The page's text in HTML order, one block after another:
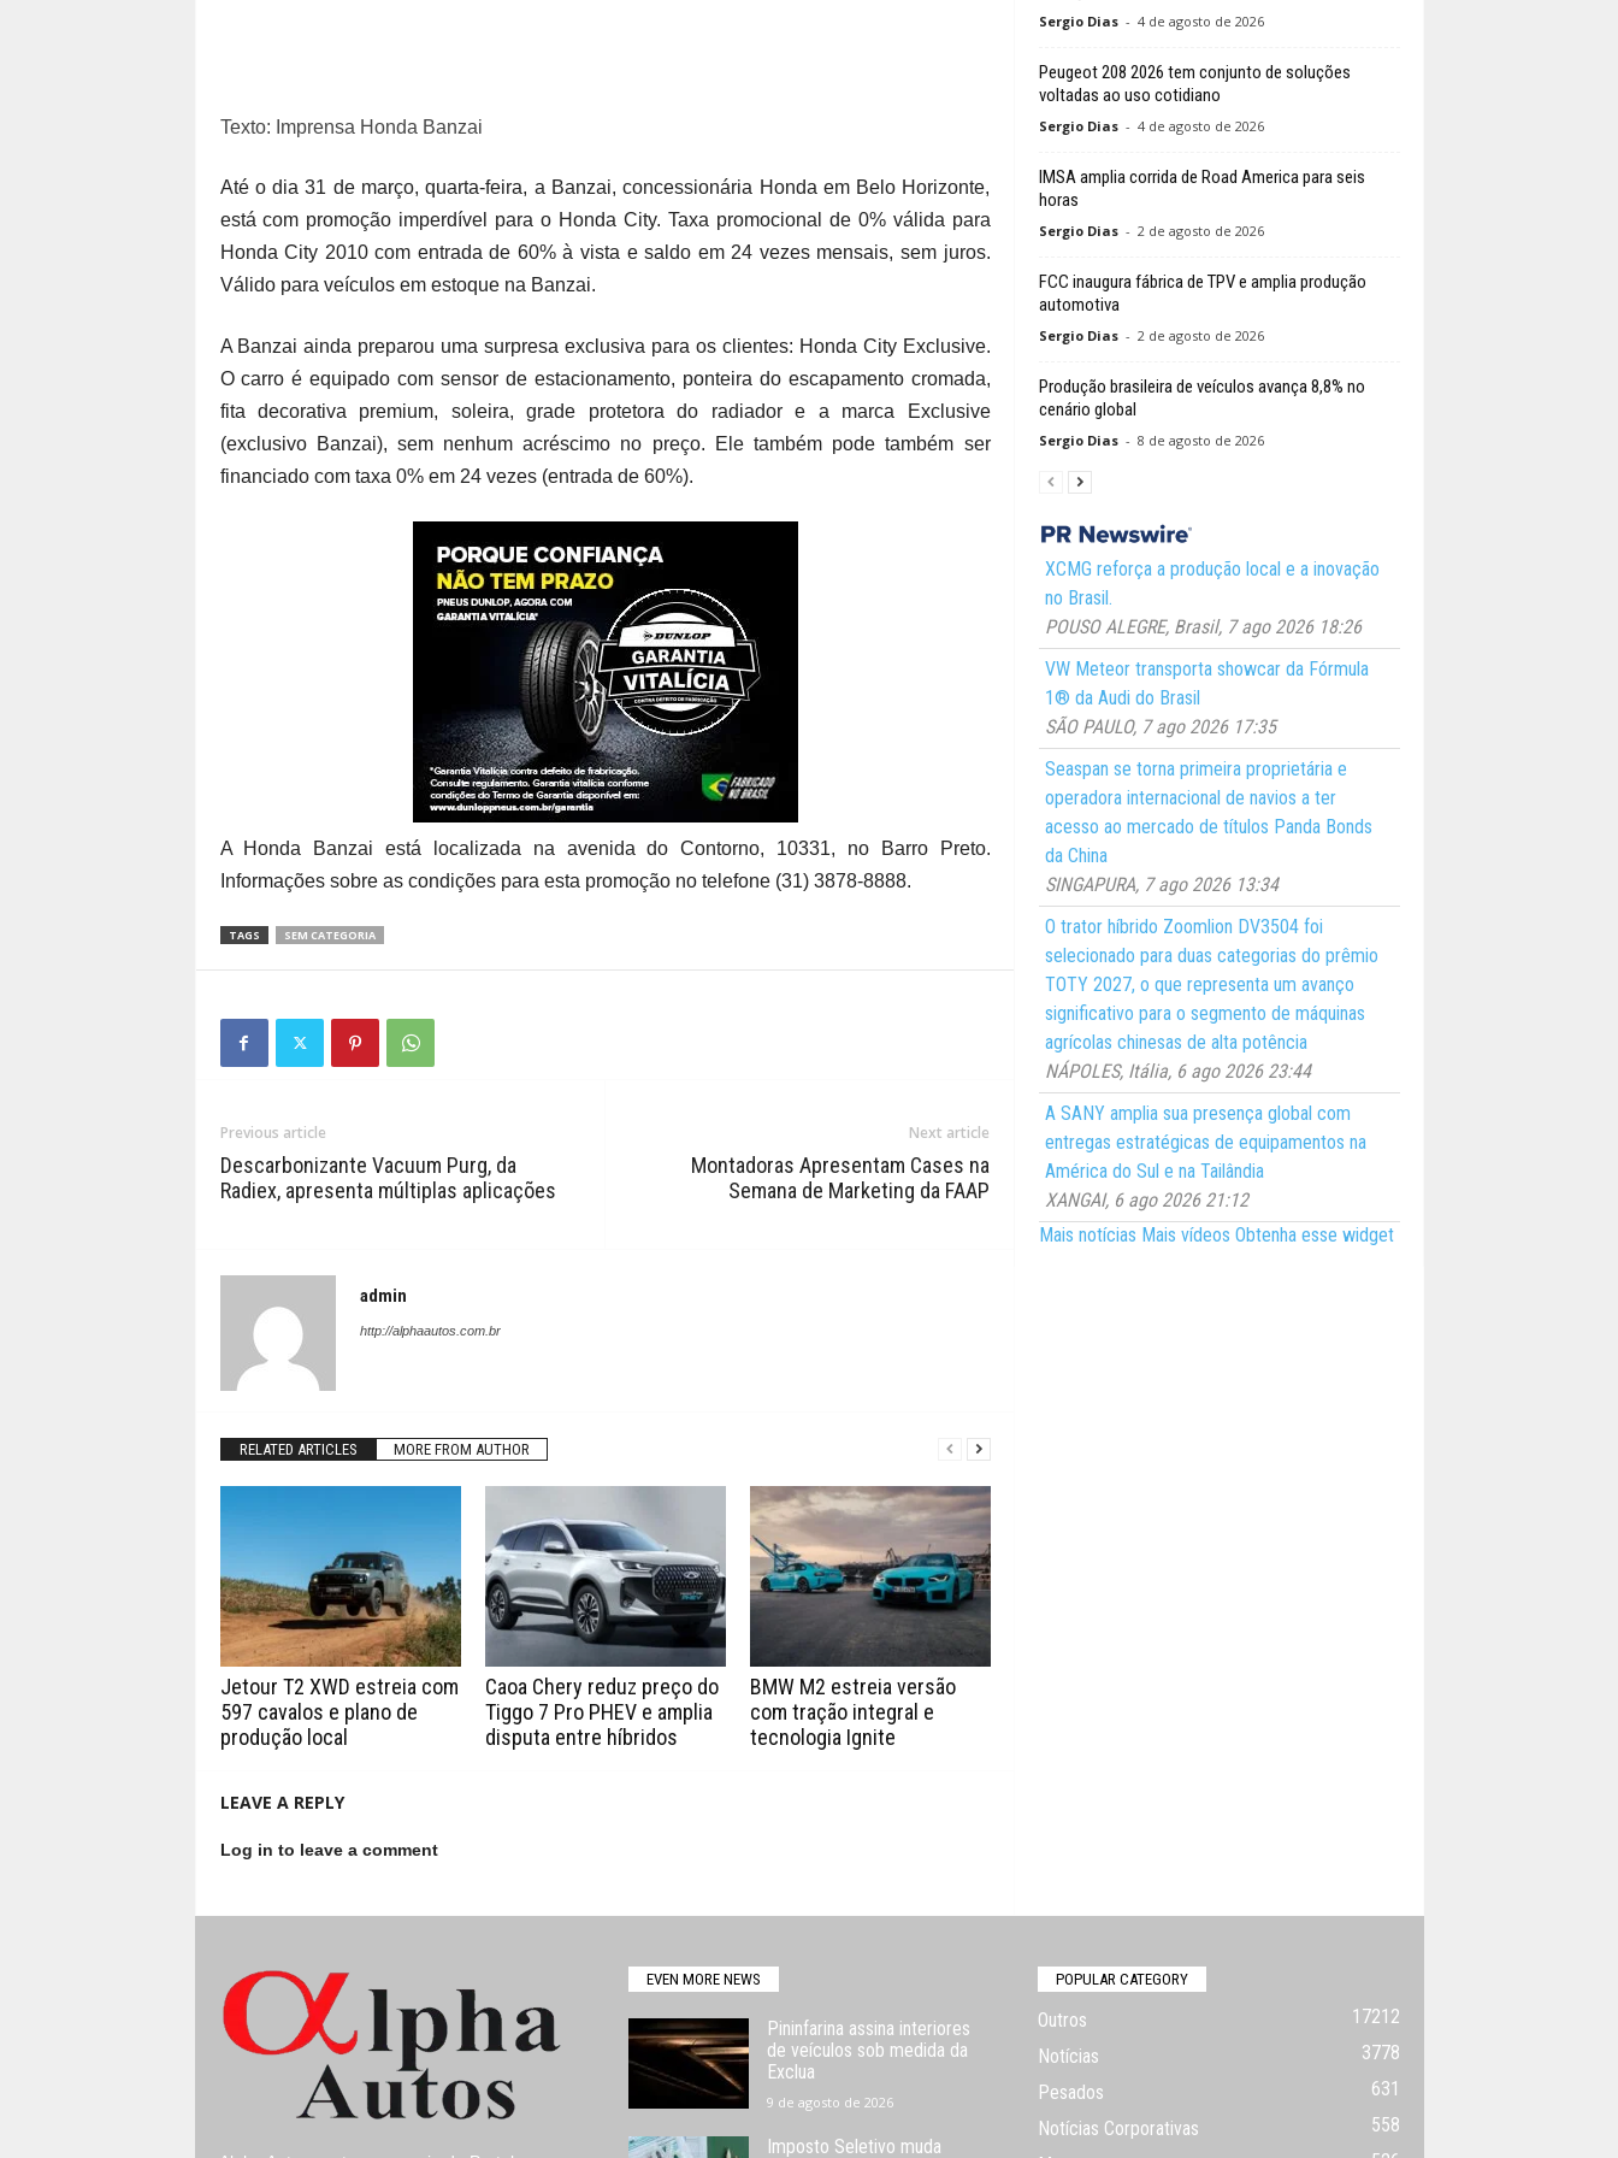
Texto: Imprensa Honda Banzai
Até o dia 31 de março, quarta-feira, a Banzai, concessionária Honda em Belo Horizonte,
está com promoção imperdível para o Honda City. Taxa promocional de 0% válida para
Honda City 2010 com entrada de 60% à vista e saldo em 24 vezes mensais, sem juros.
Válido para veículos em estoque na Banzai.
A Banzai ainda preparou uma surpresa exclusiva para os clientes: Honda City Exclusive.
O carro é equipado com sensor de estacionamento, ponteira do escapamento cromada,
fita decorativa premium, soleira, grade protetora do radiador e a marca Exclusive
(exclusivo Banzai), sem nenhum acréscimo no preço. Ele também pode também ser
financiado com taxa 0% em 24 vezes (entrada de 60%).
A Honda Banzai está localizada na avenida do Contorno, 10331, no Barro Preto.
Informações sobre as condições para esta promoção no telefone (31) 3878-8888.
TAGS SEM CATEGORIA
Previous article
Descarbonizante Vacuum Purg, da
Radiex, apresenta múltiplas aplicações
Next article
Montadoras Apresentam Cases na
Semana de Marketing da FAAP
admin
http://alphaautos.com.br
RELATED ARTICLES MORE FROM AUTHOR
Jetour T2 XWD estreia com
597 cavalos e plano de
produção local
Caoa Chery reduz preço do
Tiggo 7 Pro PHEV e amplia
disputa entre híbridos
BMW M2 estreia versão
com tração integral e
tecnologia Ignite
LEAVE A REPLY
Log in to leave a comment
Sergio Dias - 4 de agosto de 2026
Peugeot 208 2026 tem conjunto de soluções
voltadas ao uso cotidiano
Sergio Dias - 4 de agosto de 2026
IMSA amplia corrida de Road America para seis
horas
Sergio Dias - 2 de agosto de 2026
FCC inaugura fábrica de TPV e amplia produção
automotiva
Sergio Dias - 2 de agosto de 2026
Produção brasileira de veículos avança 8,8% no
cenário global
Sergio Dias - 8 de agosto de 2026
XCMG reforça a produção local e a inovação
no Brasil.
POUSO ALEGRE, Brasil, 7 ago 2026 18:26
VW Meteor transporta showcar da Fórmula
1® da Audi do Brasil
SÃO PAULO, 7 ago 2026 17:35
Seaspan se torna primeira proprietária e
operadora internacional de navios a ter
acesso ao mercado de títulos Panda Bonds
da China
SINGAPURA, 7 ago 2026 13:34
O trator híbrido Zoomlion DV3504 foi
selecionado para duas categorias do prêmio
TOTY 2027, o que representa um avanço
significativo para o segmento de máquinas
agrícolas chinesas de alta potência
NÁPOLES, Itália, 6 ago 2026 23:44
A SANY amplia sua presença global com
entregas estratégicas de equipamentos na
América do Sul e na Tailândia
XANGAI, 6 ago 2026 21:12
Mais notícias Mais vídeos Obtenha esse widget
EVEN MORE NEWS
Pininfarina assina interiores
de veículos sob medida da
Exclua
9 de agosto de 2026
Imposto Seletivo muda
POPULAR CATEGORY
Outros
17212
Notícias
3778
Pesados
631
Notícias Corporativas
558